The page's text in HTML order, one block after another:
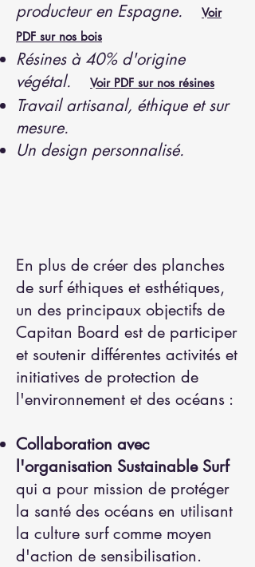
producteur en Espagne.
Voir
PDF sur nos bois
Résines à 40% d'origine
végétal.
Voir PDF sur nos résines
Travail artisanal, éthique et sur
mesure.
Un design personnalisé.
En plus de créer des planches
de surf éthiques et esthétiques,
un des principaux objectifs de
Capitan Board est de participer
et soutenir différentes activités et
initiatives de protection de
l'environnement et des océans :
Collaboration avec
l'organisation Sustainable Surf
qui a pour mission de protéger
la santé des océans en utilisant
la culture surf comme moyen
d'action de sensibilisation.